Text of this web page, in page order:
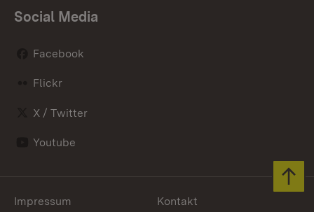
Social Media
Facebook
Flickr
X / Twitter
Youtube
Impressum
Kontakt